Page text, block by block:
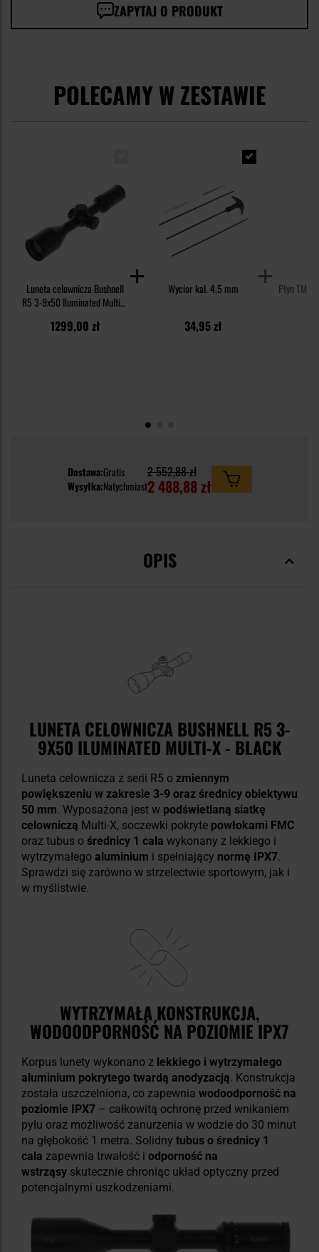
ZAPYTAJ O PRODUKT
POLECAMY W ZESTAWIE
Luneta celownicza Bushnell
R5 3-9x50 Iluminated Multi-X
1299,00 zł
Wycior kal. 4,5 mm
34,95 zł
Płyn TM
Dostawa:Gratis
Wysyłka:Natychmiast
2 552,88 zł
2 488,88 zł
OPIS
LUNETA CELOWNICZA BUSHNELL R5 3-
9X50 ILUMINATED MULTI-X - BLACK
Luneta celownicza z serii R5 o zmiennym
powiększeniu w zakresie 3-9 oraz średnicy obiektywu
50 mm. Wyposażona jest w podświetlaną siatkę
celowniczą Multi-X, soczewki pokryte powłokami FMC
oraz tubus o średnicy 1 cala wykonany z lekkiego i
wytrzymałego aluminium i spełniający normę IPX7.
Sprawdzi się zarówno w strzelectwie sportowym, jak i
w myślistwie.
WYTRZYMAŁA KONSTRUKCJA,
WODOODPORNOŚĆ NA POZIOMIE IPX7
Korpus lunety wykonano z lekkiego i wytrzymałego
aluminium pokrytego twardą anodyzacją. Konstrukcja
została uszczelniona, co zapewnia wodoodporność na
poziomie IPX7 – całkowitą ochronę przed wnikaniem
pyłu oraz możliwość zanurzenia w wodzie do 30 minut
na głębokość 1 metra. Solidny tubus o średnicy 1
cala zapewnia trwałość i odporność na
wstrząsy skutecznie chroniąc układ optyczny przed
potencjalnymi uszkodzeniami.